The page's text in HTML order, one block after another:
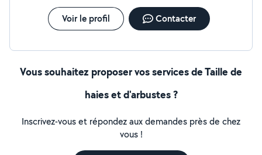
Voir le profil Contacter
Vous souhaitez proposer vos services de Taille de
haies et d'arbustes ?
Inscrivez-vous et répondez aux demandes près de chez
vous !